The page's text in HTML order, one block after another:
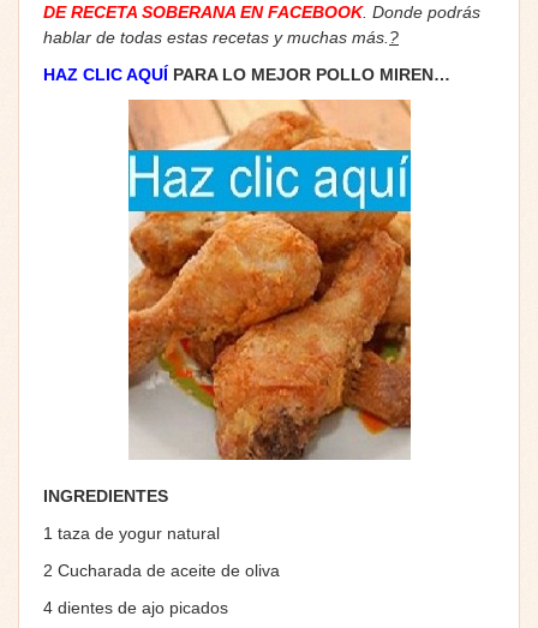
DE RECETA SOBERANA EN FACEBOOK. Donde podrás
hablar de todas estas recetas y muchas más. ?
HAZ CLIC AQUÍ PARA LO MEJOR POLLO MIREN…
INGREDIENTES
1 taza de yogur natural
2 Cucharada de aceite de oliva
4 dientes de ajo picados